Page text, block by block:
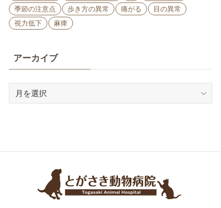
季節の注意点
歩き方の異常 痛がる
目の異常
視力低下
麻痺
アーカイブ